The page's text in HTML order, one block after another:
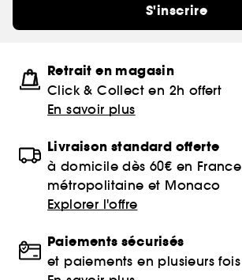
S'inscrire
Retrait en magasin
Click & Collect en 2h offert
En savoir plus
Livraison standard offerte
à domicile dès 60€ en France
métropolitaine et Monaco
Explorer l'offre
Paiements sécurisés
et paiements en plusieurs fois